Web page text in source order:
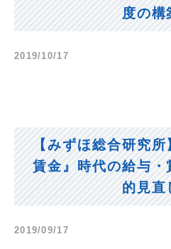
度の構
2019/10/17
【みずほ総合研究
賃金』時代の給与
的見直
2019/09/17